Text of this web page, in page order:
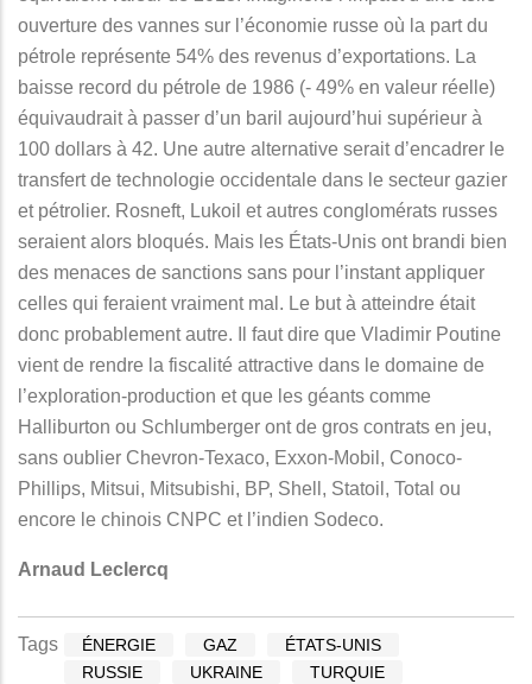
ouverture des vannes sur l’économie russe où la part du
pétrole représente 54% des revenus d’exportations. La
baisse record du pétrole de 1986 (- 49% en valeur réelle)
équivaudrait à passer d’un baril aujourd’hui supérieur à
100 dollars à 42. Une autre alternative serait d’encadrer le
transfert de technologie occidentale dans le secteur gazier
et pétrolier. Rosneft, Lukoil et autres conglomérats russes
seraient alors bloqués. Mais les États-Unis ont brandi bien
des menaces de sanctions sans pour l’instant appliquer
celles qui feraient vraiment mal. Le but à atteindre était
donc probablement autre. Il faut dire que Vladimir Poutine
vient de rendre la fiscalité attractive dans le domaine de
l’exploration-production et que les géants comme
Halliburton ou Schlumberger ont de gros contrats en jeu,
sans oublier Chevron-Texaco, Exxon-Mobil, Conoco-
Phillips, Mitsui, Mitsubishi, BP, Shell, Statoil, Total ou
encore le chinois CNPC et l’indien Sodeco.
Arnaud Leclercq
Tags ÉNERGIE GAZ
ÉTATS-UNIS
RUSSIE
UKRAINE TURQUIE